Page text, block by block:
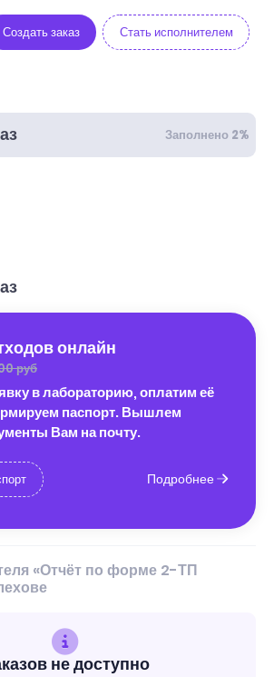
Создать заказ Стать исполнителем
Заполнено 2%
онлайн
руб
в лабораторию, оплатим её
паспорт. Вышлем
Вам на почту.
Подробнее
«Отчёт по форме 2-ТП
не доступно